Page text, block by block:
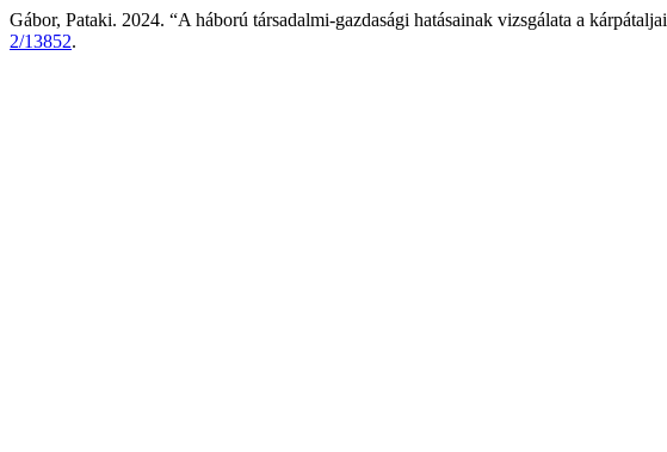
Gábor, Pataki. 2024. “A háború társadalmi-gazdasági hatásainak vizsgálata a
2/13852.